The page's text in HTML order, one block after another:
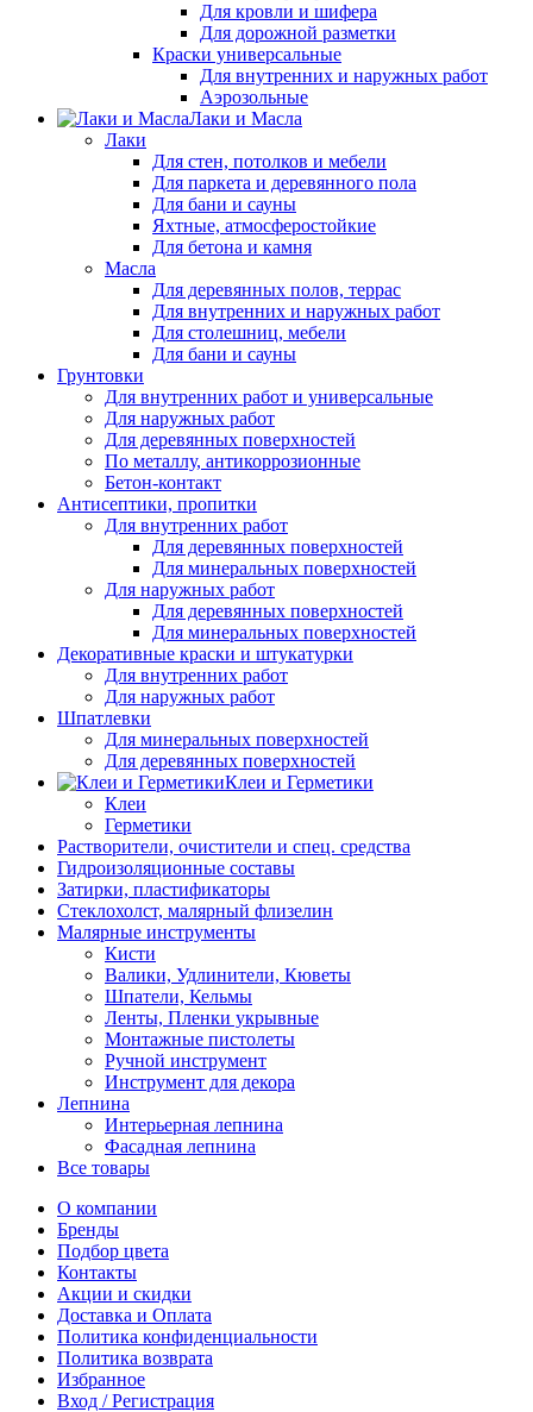
Для кровли и шифера
Для дорожной разметки
Краски универсальные
Для внутренних и наружных работ
Аэрозольные
Лаки и Масла
Лаки
Для стен, потолков и мебели
Для паркета и деревянного пола
Для бани и сауны
Яхтные, атмосферостойкие
Для бетона и камня
Масла
Для деревянных полов, террас
Для внутренних и наружных работ
Для столешниц, мебели
Для бани и сауны
Грунтовки
Для внутренних работ и универсальные
Для наружных работ
Для деревянных поверхностей
По металлу, антикоррозионные
Бетон-контакт
Антисептики, пропитки
Для внутренних работ
Для деревянных поверхностей
Для минеральных поверхностей
Для наружных работ
Для деревянных поверхностей
Для минеральных поверхностей
Декоративные краски и штукатурки
Для внутренних работ
Для наружных работ
Шпатлевки
Для минеральных поверхностей
Для деревянных поверхностей
Клеи и Герметики
Клеи
Герметики
Растворители, очистители и спец. средства
Гидроизоляционные составы
Затирки, пластификаторы
Стеклохолст, малярный флизелин
Малярные инструменты
Кисти
Валики, Удлинители, Кюветы
Шпатели, Кельмы
Ленты, Пленки укрывные
Монтажные пистолеты
Ручной инструмент
Инструмент для декора
Лепнина
Интерьерная лепнина
Фасадная лепнина
Все товары
О компании
Бренды
Подбор цвета
Контакты
Акции и скидки
Доставка и Оплата
Политика конфиденциальности
Политика возврата
Избранное
Вход / Регистрация